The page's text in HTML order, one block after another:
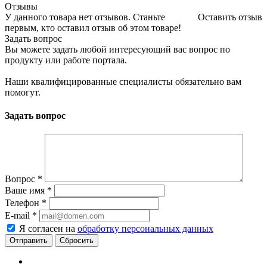
Отзывы
Оставить отзыв
У данного товара нет отзывов. Станьте
первым, кто оставил отзыв об этом товаре!
Задать вопрос
Вы можете задать любой интересующий вас вопрос по
продукту или работе портала.
Наши квалифицированные специалисты обязательно вам
помогут.
Задать вопрос
Вопрос *
Ваше имя *
Телефон *
E-mail *
Я согласен на обработку персональных данных
Сбросить